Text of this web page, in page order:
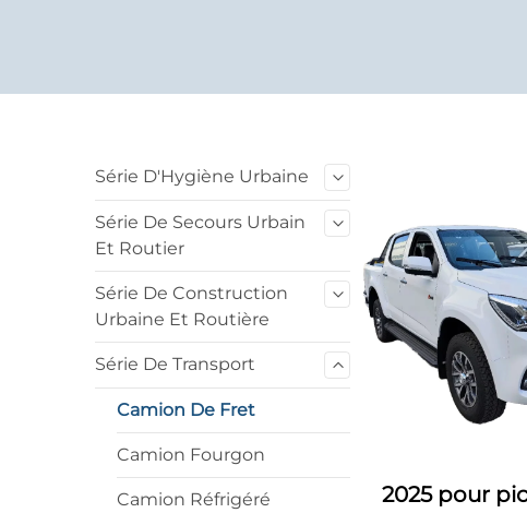
Série D'Hygiène Urbaine
Série De Secours Urbain
Et Routier
Série De Construction
Urbaine Et Routière
Série De Transport
Camion De Fret
Camion Fourgon
Camion Réfrigéré
2025 pour